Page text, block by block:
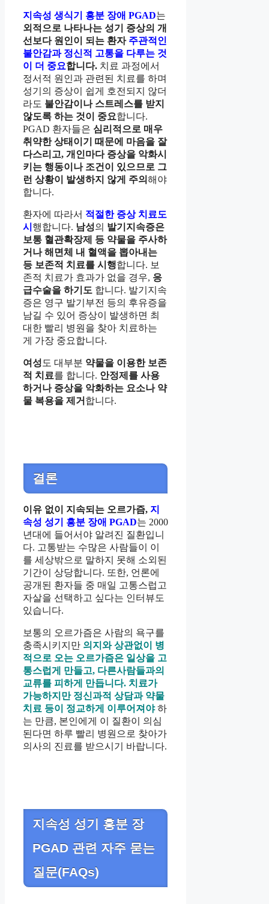
지속성 생식기 흥분 장애 PGAD는
외적으로 나타나는 성기 증상의 개
선보다 원인이 되는 환자 주관적인
불안감과 정신적 고통을 다루는 것
이 더 중요합니다. 치료 과정에서
정서적 원인과 관련된 치료를 하며
성기의 증상이 쉽게 호전되지 않더
라도 불안감이나 스트레스를 받지
않도록 하는 것이 중요합니다.
PGAD 환자들은 심리적으로 매우
취약한 상태이기 때문에 마음을 잘
다스리고, 개인마다 증상을 악화시
키는 행동이나 조건이 있으므로 그
런 상황이 발생하지 않게 주의 해야
합니다.
환자에 따라서 적절한 증상 치료도
시 행합니다. 남성의 발기지속증은
보통 혈관확장제 등 약물을 주사하
거나 해면체 내 혈액을 뽑아내는
등 보존적 치료를 시행합니다. 보
존적 치료가 효과가 없을 경우, 응
급수술을 하기도 합니다. 발기지속
증은 영구 발기부전 등의 후유증을
남길 수 있어 증상이 발생하면 최
대한 빨리 병원을 찾아 치료하는
게 가장 중요합니다.
여성 도 대부분 약물을 이용한 보존
적 치료를 합니다. 안정제를 사용
하거나 증상을 악화하는 요소나 약
물 복용을 제거 합니다.
결론
이유 없이 지속되는 오르가즘, 지
속성 성기 흥분 장애 PGAD는 2000
년대에 들어서야 알려진 질환입니
다. 고통받는 수많은 사람들이 이
를 세상밖으로 말하지 못해 소외된
기간이 상당합니다. 또한, 언론에
공개된 환자들 중 매일 고통스럽고
자살을 선택하고 싶다는 인터뷰도
있습니다.
보통의 오르가즘은 사람의 욕구를
충족시키지만 의지와 상관없이 병
적으로 오는 오르가즘은 일상을 고
통스럽게 만들고, 다른사람들과의
교류를 피하게 만듭니다. 치료가
가능하지만 정신과적 상담과 약물
치료 등이 정교하게 이루어져야하
는 만큼, 본인에게 이 질환이 의심
된다면 하루 빨리 병원으로 찾아가
의사의 진료를 받으시기 바랍니다.
지속성 성기 흥분 장
PGAD 관련 자주 묻는
질문(FAQs)